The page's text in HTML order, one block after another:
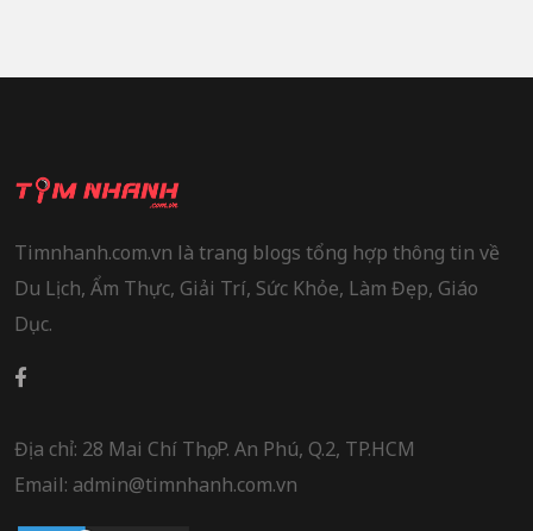
Timnhanh.com.vn là trang blogs tổng hợp thông tin về
Du Lịch, Ẩm Thực, Giải Trí, Sức Khỏe, Làm Đẹp, Giáo
Dục.
Địa chỉ: 28 Mai Chí Thọ, P. An Phú, Q.2, TP.HCM
Email: admin@timnhanh.com.vn